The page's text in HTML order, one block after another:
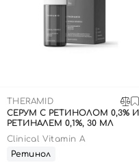
THERAMID
СЕРУМ С РЕТИНОЛОМ 0,3% И
РЕТИНАЛЕМ 0,1%, 30 МЛ
Clinical Vitamin A
Ретинол